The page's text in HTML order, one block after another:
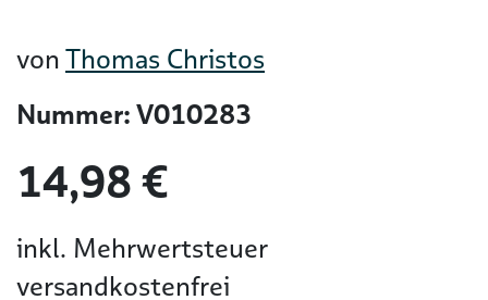
vonThomas Christos
Nummer: V010283
14,98 €
inkl. Mehrwertsteuer
versandkostenfrei